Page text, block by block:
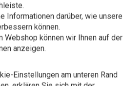
Informationen darüber, wie unsere
können.
Webshop können wir Ihnen auf der
anzeigen.
Einstellungen am unteren Rand